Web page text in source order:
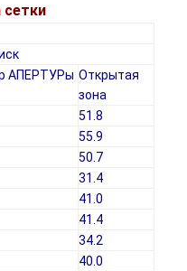
сетки
АПЕРТУРы Открытая
зона
51.8
55.9
50.7
31.4
41.0
41.4
34.2
40.0